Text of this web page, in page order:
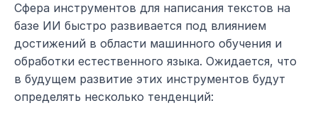
Сфера инструментов для написания текстов на
базе ИИ быстро развивается под влиянием
достижений в области машинного обучения и
обработки естественного языка. Ожидается, что
в будущем развитие этих инструментов будут
определять несколько тенденций: